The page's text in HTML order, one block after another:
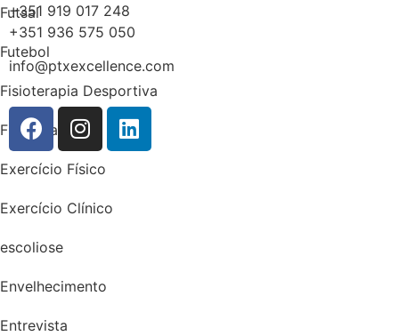
Futsal
Futebol
Fisioterapia Desportiva
Fisioterapia
Exercício Físico
Exercício Clínico
escoliose
Envelhecimento
Entrevista
+351 919 017 248
+351 936 575 050
info@ptxexcellence.com